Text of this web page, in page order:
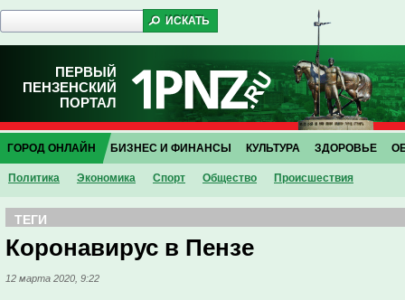
ПЕРВЫЙ
ПЕНЗЕНСКИЙ
ПОРТАЛ
ГОРОД ОНЛАЙН
Политика Экономика Спорт Общество Проиcшествия
БИЗНЕС И ФИНАНСЫ КУЛЬТУРА ЗДОРОВЬЕ
ТЕГИ
Коронавирус в Пензе
12 марта 2020, 9:22